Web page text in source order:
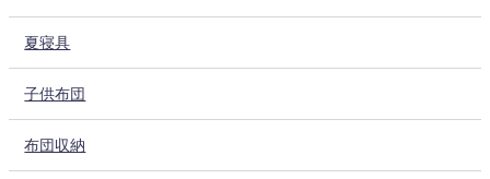
夏寝具
子供布団
布団収納